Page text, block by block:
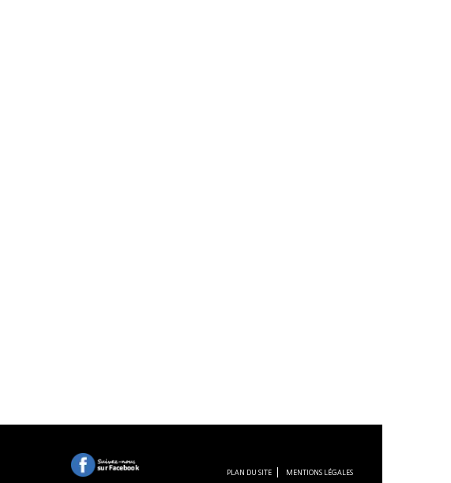
PLAN DU SITE MENTIONS LÉGALES